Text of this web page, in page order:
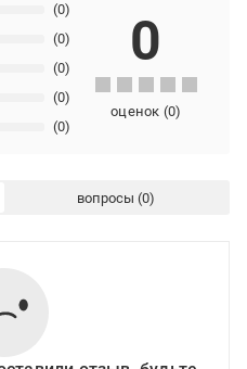
(0)
(0)
(0)
(0)
(0)
0
оценок (0)
вопросы